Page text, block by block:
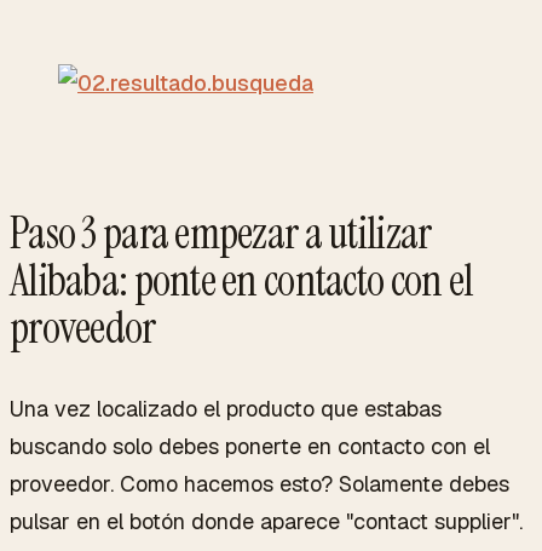
Paso 3 para empezar a utilizar
Alibaba: ponte en contacto con el
proveedor
Una vez localizado el producto que estabas
buscando solo debes ponerte en contacto con el
proveedor. Como hacemos esto? Solamente debes
pulsar en el botón donde aparece "contact supplier".